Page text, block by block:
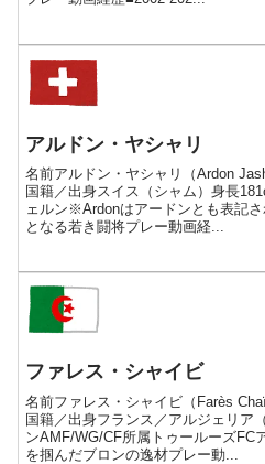
アルドン・ヤシャリ
名前アルドン・ヤシャリ（Ardon
国籍／出身スイス（シャム）身長
ェルン※Ardonはアードンとも表記
となる若き闘将プレー動画経...
ファレス・シャイビ
名前ファレス・シャイビ（Farès
国籍／出身フランス／アルジェリア
ンAMF/WG/CF所属トゥールーズFC
を掴んだブロンの逸材プレー動...